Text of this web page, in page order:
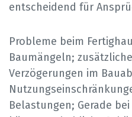
entscheidend für
Probleme beim
Baumängeln;
Verzögerungen im
Belastungen; Gerade